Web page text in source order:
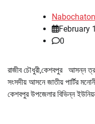
February
0
রাজীব চৌধুরী,কেশবপুর আসন্ন
সংসদীয় আসনে জাতীয় পার্টির
কেশবপুর উপজেলার বিভিন্ন